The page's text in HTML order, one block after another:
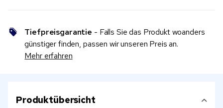
Tiefpreisgarantie - Falls Sie das Produkt woanders
günstiger finden, passen wir unseren Preis an.
Mehr erfahren
Produktübersicht